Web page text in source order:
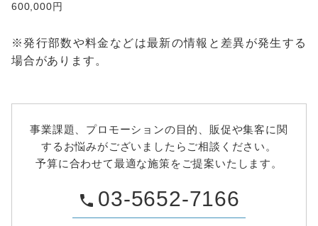
600,000円
※発行部数や料金などは最新の情報と差異が発生する
場合があります。
事業課題、プロモーションの目的、販促や集客に関
するお悩みがございましたらご相談ください。
予算に合わせて最適な施策をご提案いたします。
phone 03-5652-7166